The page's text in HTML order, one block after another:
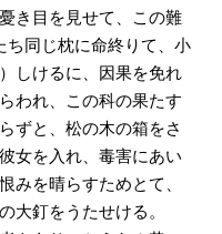
き目を見せて、この難
ち同じ枕に命終りて、小
しけるに、因果を免れ
われ、この科の果たす
ずと、松の木の箱をさ
女を入れ、毒害にあい
みを晴らすためとて、
大釘をうたせける。